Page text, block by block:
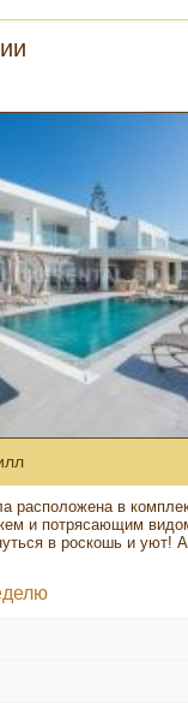
расположена в
и потрясающим
в роскошь и уют!